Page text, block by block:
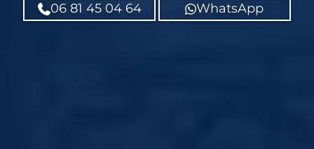
06 81 45 04 64 WhatsApp